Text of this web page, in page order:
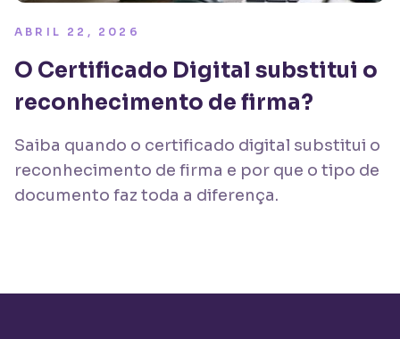
ABRIL 22, 2026
O Certificado Digital substitui o
reconhecimento de firma?
Saiba quando o certificado digital substitui o
reconhecimento de firma e por que o tipo de
documento faz toda a diferença.